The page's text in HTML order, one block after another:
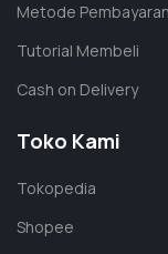
Metode Pembayaran
Tutorial Membeli
Cash on Delivery
Toko Kami
Tokopedia
Shopee